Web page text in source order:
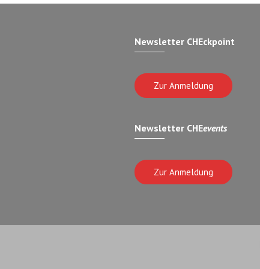
Newsletter CHEckpoint
Zur Anmeldung
Newsletter CHEevents
Zur Anmeldung